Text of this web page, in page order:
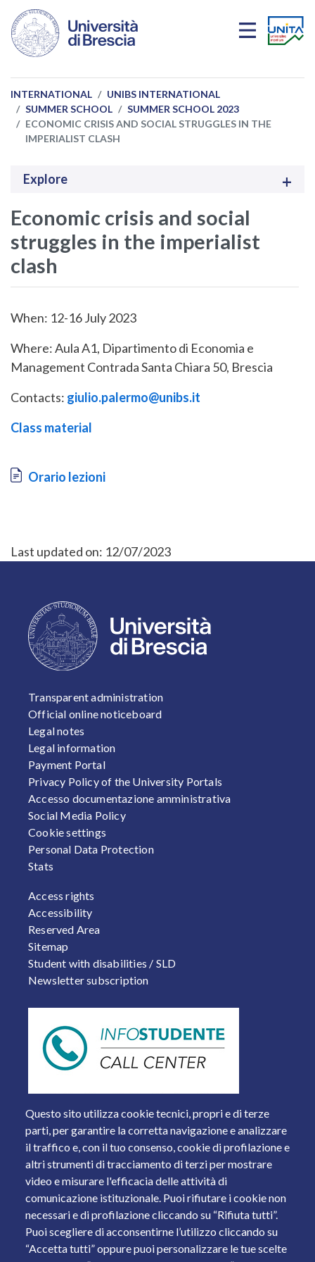
Skip to main content
INTERNATIONAL
UNIBS INTERNATIONAL
SUMMER SCHOOL
SUMMER SCHOOL 2023
ECONOMIC CRISIS AND SOCIAL STRUGGLES IN THE
IMPERIALIST CLASH
Explore
Economic crisis and social
struggles in the imperialist
clash
When: 12-16 July 2023
Where: Aula A1, Dipartimento di Economia e
Management Contrada Santa Chiara 50, Brescia
Contacts: giulio.palermo@unibs.it
Class material
Document
Orario lezioni
Last updated on: 12/07/2023
Questo sito utilizza cookie tecnici, propri e di terze
parti, per garantire la corretta navigazione e analizzare
il traffico e, con il tuo consenso, cookie di profilazione e
altri strumenti di tracciamento di terzi per mostrare
video e misurare l'efficacia delle attività di
comunicazione istituzionale. Puoi rifiutare i cookie non
necessari e di profilazione cliccando su “Rifiuta tutti”.
Puoi scegliere di acconsentirne l’utilizzo cliccando su
“Accetta tutti” oppure puoi personalizzare le tue scelte
FOOTER 1
Transparent administration
Official online noticeboard
Legal notes
Legal information
Payment Portal
Privacy Policy of the University Portals
Accesso documentazione amministrativa
Social Media Policy
Cookie settings
Personal Data Protection
Stats
FOOTER 2
Access rights
Accessibility
Reserved Area
Sitemap
Student with disabilities / SLD
Newsletter subscription
Piazza del Mercato, 15 - 25121 Brescia
Tel. +39 030 2988.1 PEC:
ammcentr@cert.unibs.it
Partita IVA: 01773710171 Codice Fiscale: 98007650173